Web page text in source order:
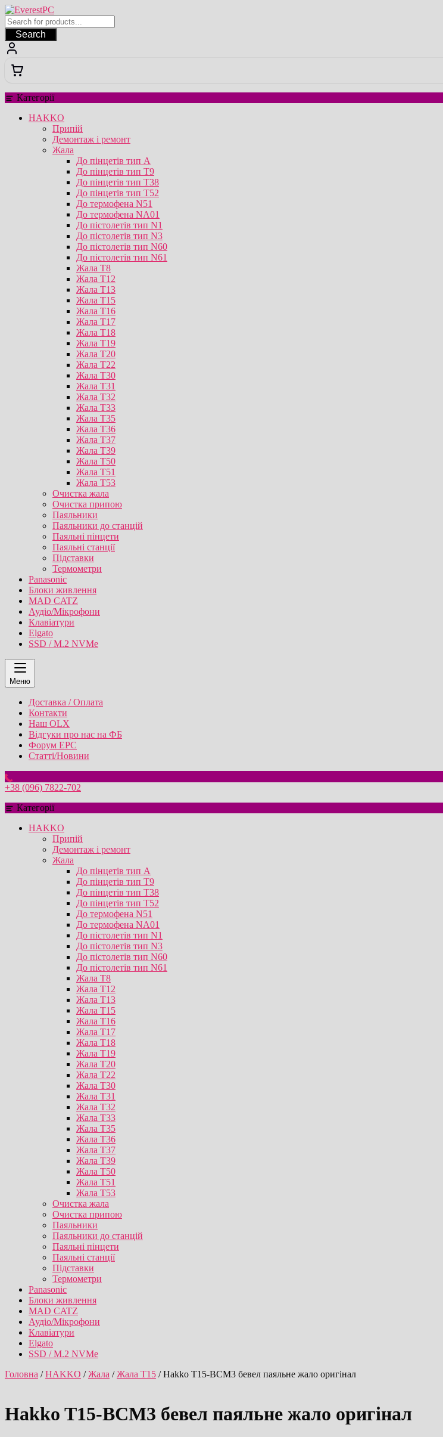
Перейти
до
вмісту
Search
Категорії
HAKKO
Припій
Демонтаж і ремонт
Жала
До пінцетів тип А
До пінцетів тип T9
До пінцетів тип T38
До пінцетів тип T52
До термофена N51
До термофена NA01
До пістолетів тип N1
До пістолетів тип N3
До пістолетів тип N60
До пістолетів тип N61
Жала T8
Жала T12
Жала T13
Жала T15
Жала T16
Жала T17
Жала T18
Жала T19
Жала T20
Жала T22
Жала T30
Жала T31
Жала T32
Жала T33
Жала T35
Жала T36
Жала T37
Жала T39
Жала T50
Жала T51
Жала T53
Очистка жала
Очистка припою
Паяльники
Паяльники до станцій
Паяльні пінцети
Паяльні станції
Підставки
Термометри
Panasonic
Блоки живлення
MAD CATZ
Аудіо/Мікрофони
Клавіатури
Elgato
SSD / M.2 NVMe
Меню
Доставка / Оплата
Контакти
Наш OLX
Відгуки про нас на ФБ
Форум EPC
Статті/Новини
+38 (096) 7822-702
Категорії
HAKKO
Припій
Демонтаж і ремонт
Жала
До пінцетів тип А
До пінцетів тип T9
До пінцетів тип T38
До пінцетів тип T52
До термофена N51
До термофена NA01
До пістолетів тип N1
До пістолетів тип N3
До пістолетів тип N60
До пістолетів тип N61
Жала T8
Жала T12
Жала T13
Жала T15
Жала T16
Жала T17
Жала T18
Жала T19
Жала T20
Жала T22
Жала T30
Жала T31
Жала T32
Жала T33
Жала T35
Жала T36
Жала T37
Жала T39
Жала T50
Жала T51
Жала T53
Очистка жала
Очистка припою
Паяльники
Паяльники до станцій
Паяльні пінцети
Паяльні станції
Підставки
Термометри
Panasonic
Блоки живлення
MAD CATZ
Аудіо/Мікрофони
Клавіатури
Elgato
SSD / M.2 NVMe
Головна /HAKKO /Жала /Жала T15 / Hakko T15-BCM3 бевел паяльне жало оригінал
Hakko T15-BCM3 бевел паяльне жало оригінал